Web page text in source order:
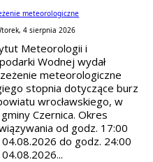
meteorologiczne
4 sierpnia 2026
Meteorologii i
Wodnej wydał
meteorologiczne
stopnia dotyczące burz
wrocławskiego, w
Czernica. Okres
od godz. 17:00
04.08.2026 do godz. 24:00